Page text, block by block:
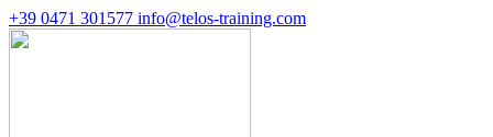
+39 0471 301577 info@telos-training.com